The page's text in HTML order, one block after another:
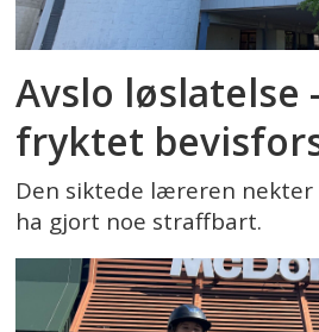
Avslo løslatelse
fryktet
Den siktede læreren nekter
ha gjort noe straffbart.